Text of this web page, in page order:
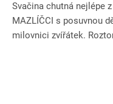
Svačina chutná nejlépe
MAZLÍČCI s posuvnou
milovnici zvířátek.